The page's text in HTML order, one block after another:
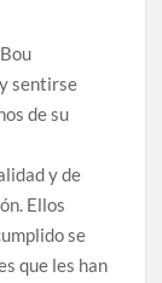
sentirse
de su
y de
Ellos
se
que les han